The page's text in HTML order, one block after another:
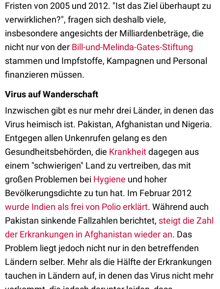
Fristen von 2005 und 2012. "Ist das Ziel überhaupt zu
verwirklichen?", fragen sich deshalb viele,
insbesondere angesichts der Milliardenbeträge, die
nicht nur von der Bill-und-Melinda-Gates-Stiftung
stammen und Impfstoffe, Kampagnen und Personal
finanzieren müssen.
Virus auf Wanderschaft
Inzwischen gibt es nur mehr drei Länder, in denen das
Virus heimisch ist. Pakistan, Afghanistan und Nigeria.
Entgegen allen Unkenrufen gelang es den
Gesundheitsbehörden, die Krankheitdagegen aus
einem "schwierigen" Land zu vertreiben, das mit
großen Problemen bei Hygiene und hoher
Bevölkerungsdichte zu tun hat. Im Februar 2012
wurde Indien als frei von Polio erklärt. Während auch
Pakistan sinkende Fallzahlen berichtet, steigt die Zahl
der Erkrankungen in Afghanistan wieder an. Das
Problem liegt jedoch nicht nur in den betreffenden
Ländern selber. Mehr als die Hälfte der Erkrankungen
tauchen in Ländern auf, in denen das Virus nicht mehr